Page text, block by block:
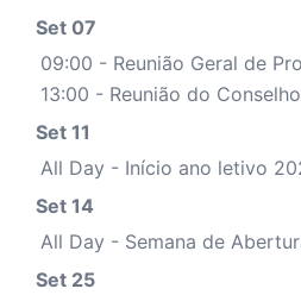
Set 07
09:00 - Reunião Geral de
13:00 - Reunião do
Set 11
All Day - Início ano letivo
Set 14
All Day - Semana de
Set 25